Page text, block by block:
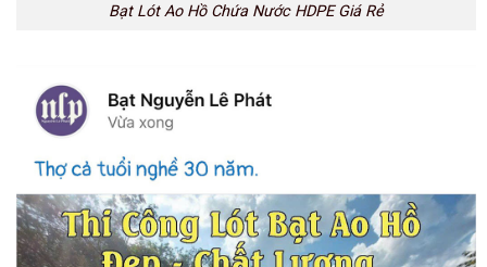
Bạt Lót Ao Hồ Chứa Nước HDPE Giá Rẻ